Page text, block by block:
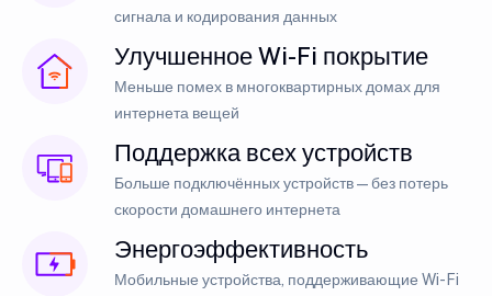
сигнала и кодирования данных
Улучшенное Wi-Fi покрытие
Меньше помех в многоквартирных домах для
интернета вещей
Поддержка всех устройств
Больше подключённых устройств — без потерь
скорости домашнего интернета
Энергоэффективность
Мобильные устройства, поддерживающие Wi-Fi